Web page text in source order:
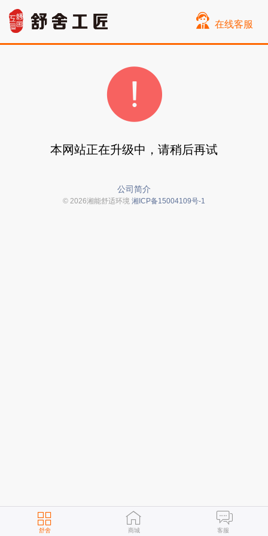
舒舍 商城 客服
在线客服
本网站正在升级中，请稍后再试
公司简介
© 2026湘能舒适环境 湘ICP备15004109号-1